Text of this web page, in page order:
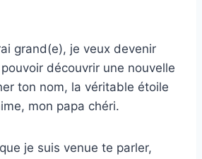
grand(e), je veux devenir
découvrir une nouvelle
ton nom, la véritable étoile
mon papa chéri.
je suis venue te parler,